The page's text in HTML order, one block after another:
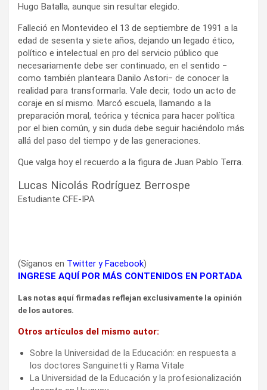
Hugo Batalla, aunque sin resultar elegido.
Falleció en Montevideo el 13 de septiembre de 1991 a la
edad de sesenta y siete años, dejando un legado ético,
político e intelectual en pro del servicio público que
necesariamente debe ser continuado, en el sentido ‒
como también planteara Danilo Astori‒ de conocer la
realidad para transformarla. Vale decir, todo un acto de
coraje en sí mismo. Marcó escuela, llamando a la
preparación moral, teórica y técnica para hacer política
por el bien común, y sin duda debe seguir haciéndolo más
allá del paso del tiempo y de las generaciones.
Que valga hoy el recuerdo a la figura de Juan Pablo Terra.
Lucas Nicolás Rodríguez Berrospe
Estudiante CFE-IPA
(Síganos en Twitter yFacebook)
INGRESE AQUÍ POR MÁS CONTENIDOS EN PORTADA
Las notas aquí firmadas reflejan exclusivamente la opinión
de los autores.
Otros artículos del mismo autor:
Sobre la Universidad de la Educación: en respuesta a
los doctores Sanguinetti y Rama Vitale
La Universidad de la Educación y la profesionalización